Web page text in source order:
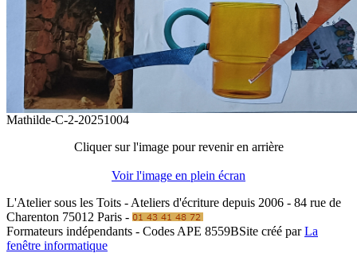
Mathilde-C-2-20251004
Cliquer sur l'image pour revenir en arrière
Voir l'image en plein écran
L'Atelier sous les Toits - Ateliers d'écriture depuis 2006 - 84 rue de
Charenton 75012 Paris -
Formateurs indépendants - Codes APE 8559BSite créé parLa
fenêtre informatique